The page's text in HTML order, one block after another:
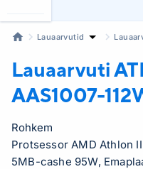
Lauaarvutid
Lauaarvuti
AAS1007-
Rohkem
Protsessor AMD Athlon
5MB-cashe 95W,